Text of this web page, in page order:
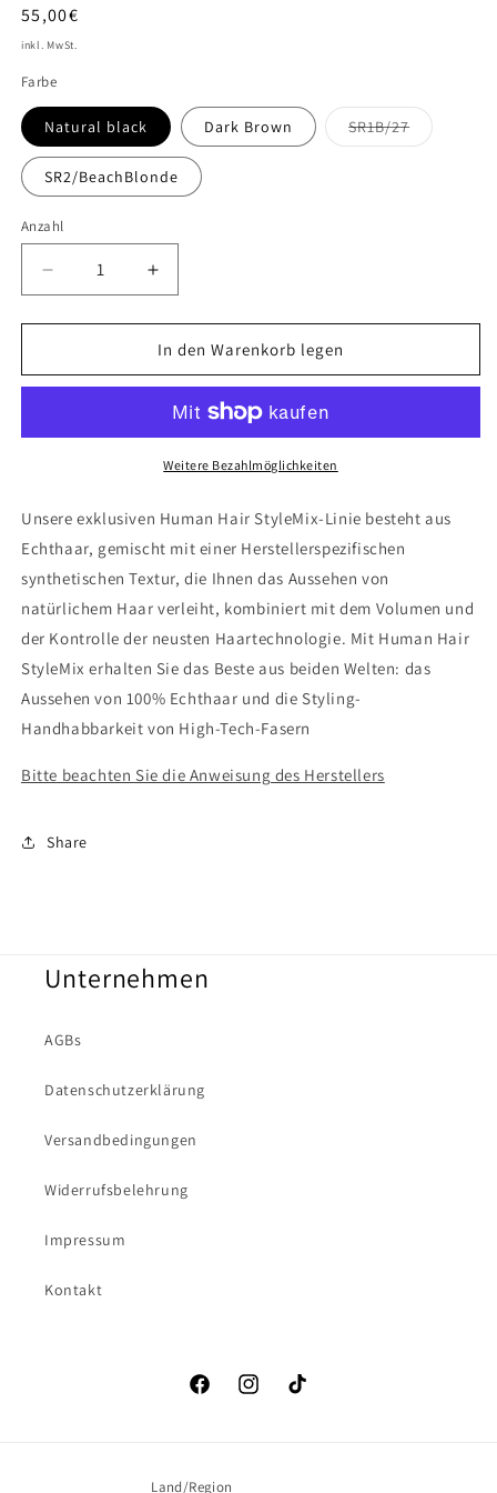
Normaler
Preis
55,00€
inkl. MwSt.
Farbe
Natural black Dark Brown SR1B/27
Variante
SR2/BeachBlonde
Anzahl
Verringere
die
Menge
Brexit
Erhöhe
die
Menge
für
Brexit
In den Warenkorb legen
Weitere Bezahlmöglichkeiten
Unsere exklusiven Human Hair StyleMix-Linie besteht aus
Echthaar, gemischt mit einer Herstellerspezifischen
synthetischen Textur, die Ihnen das Aussehen von
natürlichem Haar verleiht, kombiniert mit dem Volumen und
der Kontrolle der neusten Haartechnologie. Mit Human Hair
StyleMix erhalten Sie das Beste aus beiden Welten: das
Aussehen von 100% Echthaar und die Styling-
Handhabbarkeit von High-Tech-Fasern
Bitte beachten Sie die Anweisung des Herstellers
Share
Unternehmen
AGBs
Datenschutzerklärung
Versandbedingungen
Widerrufsbelehrung
Impressum
Kontakt
FacebookInstagramTikTok
Land/Region